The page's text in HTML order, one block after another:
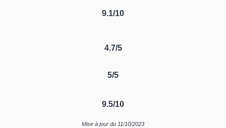
9.1/10
4.7/5
5/5
9.5/10
Mise à jour du 11/10/2023